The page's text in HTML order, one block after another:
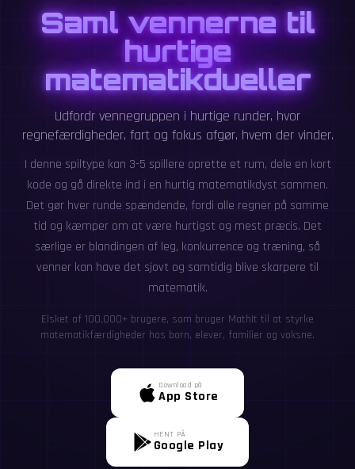
Saml vennerne til
hurtige
matematikdueller
Udfordr vennegruppen i hurtige runder, hvor
regnefærdigheder, fart og fokus afgør, hvem der vinder.
I denne spiltype kan 3-5 spillere oprette et rum, dele en kort
kode og gå direkte ind i en hurtig matematikdyst sammen.
Det gør hver runde spændende, fordi alle regner på samme
tid og kæmper om at være hurtigst og mest præcis. Det
særlige er blandingen af leg, konkurrence og træning, så
venner kan have det sjovt og samtidig blive skarpere til
matematik.
Elsket af 100,000+ brugere, som bruger MathIt til at styrke
matematikfærdigheder hos børn, elever, familier og voksne.
Download på
App Store
HENT PÅ
Google Play